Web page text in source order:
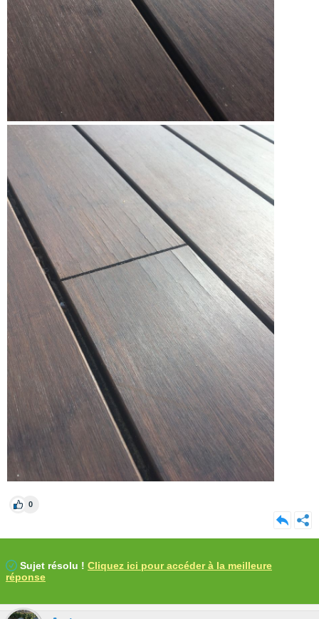
0
Sujet résolu ! Cliquez ici pour accéder à la meilleure
réponse